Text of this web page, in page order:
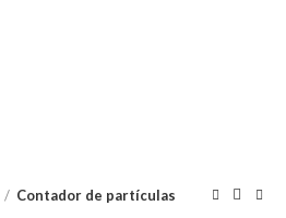
Contador de partículas